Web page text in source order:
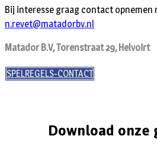
Bij interesse graag contact opnemen
n.revet@matadorbv.nl
Matador B.V, Torenstraat 29, Helvoirt
SPELREGELS-CONTACT
Download onze